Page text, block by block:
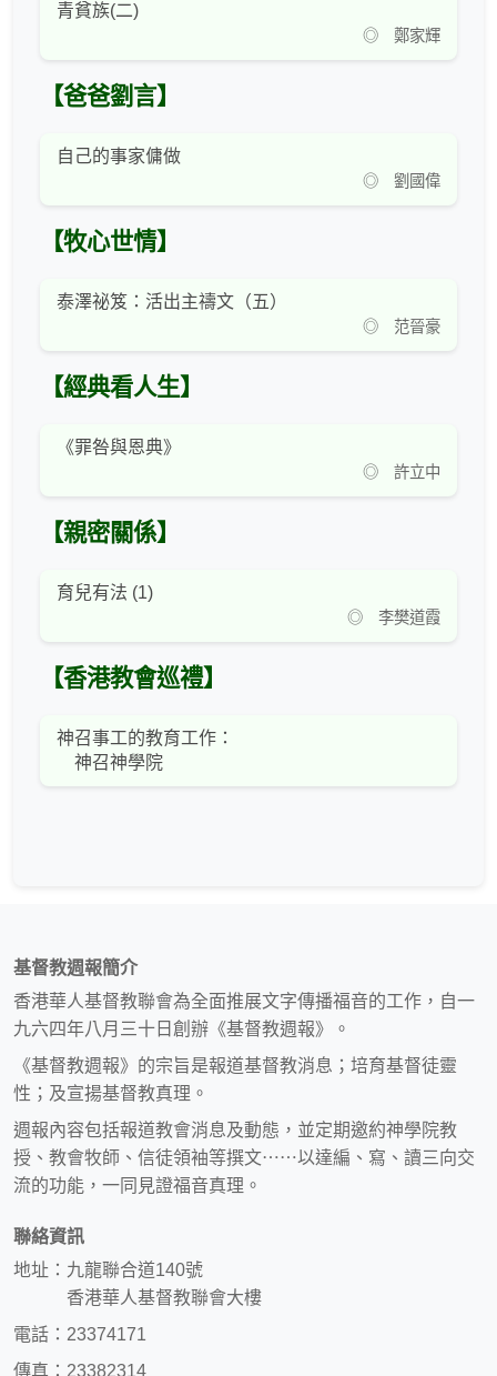
青貧族(二)
◎ 鄭家輝
【爸爸劉言】
自己的事家傭做
◎ 劉國偉
【牧心世情】
泰澤祕笈：活出主禱文（五）
◎ 范晉豪
【經典看人生】
《罪咎與恩典》
◎ 許立中
【親密關係】
育兒有法 (1)
◎ 李樊道霞
【香港教會巡禮】
神召事工的教育工作：
神召神學院
基督教週報簡介
香港華人基督教聯會為全面推展文字傳播福音的工作，自一
九六四年八月三十日創辦《基督教週報》。
《基督教週報》的宗旨是報道基督教消息；培育基督徒靈
性；及宣揚基督教真理。
週報內容包括報道教會消息及動態，並定期邀約神學院教
授、教會牧師、信徒領袖等撰文⋯⋯以達編、寫、讀三向交
流的功能，一同見證福音真理。
聯絡資訊
地址：九龍聯合道140號
香港華人基督教聯會大樓
電話：23374171
傳真：23382314